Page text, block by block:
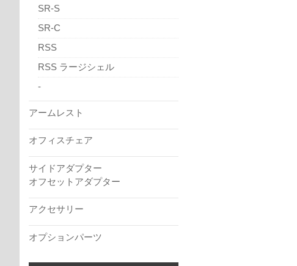
SR-S
SR-C
RSS
RSS ラージシェル
-
アームレスト
オフィスチェア
サイドアダプター
オフセットアダプター
アクセサリー
オプションパーツ